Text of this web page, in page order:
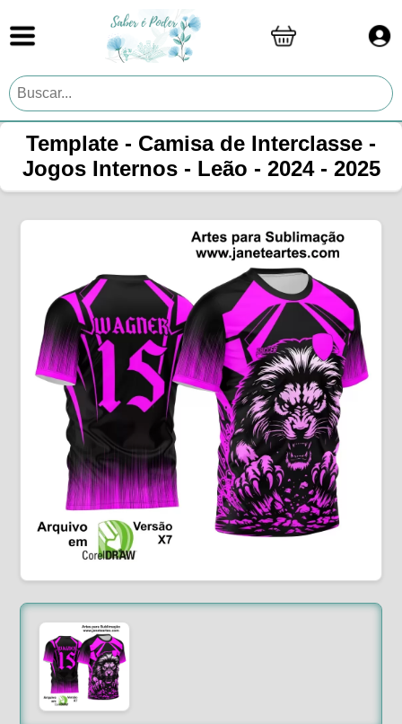
Template - Camisa de Interclasse -
Jogos Internos - Leão - 2024 - 2025